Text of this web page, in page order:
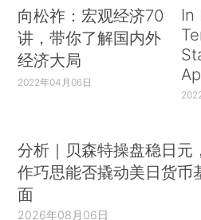
向松祚：宏观经济70
讲，带你了解国内外
经济大局
2022年04月06日
In
分析｜贝森特操盘稳日元
作巧思能否撬动美日货币
面
2026年08月06日